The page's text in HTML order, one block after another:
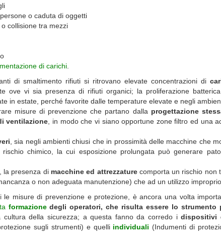
o caduta di oggetti
collisione tra mezzi
di carichi
di smaltimento rifiuti si ritrovano elevate concentrazioni di
ove vi sia presenza di rifiuti organici; la proliferazione
in estate, perché favorite dalle temperature elevate e negli
misure di prevenzione che partano dalla progettazione
ventilazione , in modo che vi siano opportune zone filtro ed una
, sia negli ambienti chiusi che in prossimità delle macchine che
rischio chimico, la cui esposizione prolungata può generare
la presenza di macchine ed attrezzaturecomporta un rischio non
o non adeguata manutenzione) che ad un utilizzo
le misure di prevenzione e protezione, è ancora una volta
formazionedegli operatori, che risulta essere lo strumento
cultura della sicurezza; a questa fanno da corredo idispositivi
sugli strumenti) e quelli individuali (Indumenti di